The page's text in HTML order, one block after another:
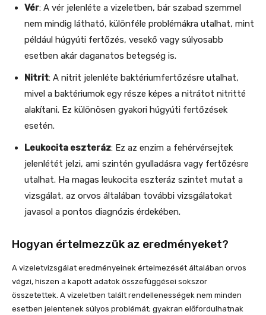
Vér: A vér jelenléte a vizeletben, bár szabad szemmel
nem mindig látható, különféle problémákra utalhat, mint
például húgyúti fertőzés, vesekő vagy súlyosabb
esetben akár daganatos betegség is.
Nitrit: A nitrit jelenléte baktériumfertőzésre utalhat,
mivel a baktériumok egy része képes a nitrátot nitritté
alakítani. Ez különösen gyakori húgyúti fertőzések
esetén.
Leukocita eszteráz: Ez az enzim a fehérvérsejtek
jelenlétét jelzi, ami szintén gyulladásra vagy fertőzésre
utalhat. Ha magas leukocita eszteráz szintet mutat a
vizsgálat, az orvos általában további vizsgálatokat
javasol a pontos diagnózis érdekében.
Hogyan értelmezzük az eredményeket?
A vizeletvizsgálat eredményeinek értelmezését általában orvos
végzi, hiszen a kapott adatok összefüggései sokszor
összetettek. A vizeletben talált rendellenességek nem minden
esetben jelentenek súlyos problémát; gyakran előfordulhatnak